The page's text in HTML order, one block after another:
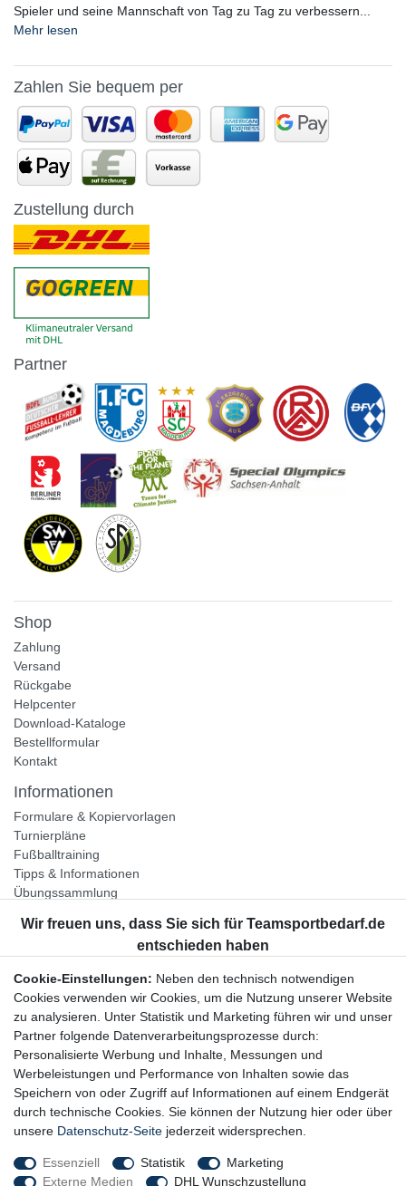
Spieler und seine Mannschaft von Tag zu Tag zu verbessern...
Mehr lesen
Zahlen Sie bequem per
Zustellung durch
Partner
Shop
Zahlung
Versand
Rückgabe
Helpcenter
Download-Kataloge
Bestellformular
Kontakt
Informationen
Formulare & Kopiervorlagen
Turnierpläne
Fußballtraining
Tipps & Informationen
Übungssammlung
Unternehmen
Widerrufsrecht
Bestellung widerrufen
Datenschutzerklärung
AGB
Impressum
Newsletter
Cookie-Einstellungen: Neben den technisch notwendigen
Cookies verwenden wir Cookies, um die Nutzung unserer Website
zu analysieren. Unter Statistik und Marketing führen wir und unser
Partner folgende Datenverarbeitungsprozesse durch:
Personalisierte Werbung und Inhalte, Messungen und
Werbeleistungen und Performance von Inhalten sowie das
Speichern von oder Zugriff auf Informationen auf einem Endgerät
durch technische Cookies. Sie können der Nutzung hier oder über
unsere Datenschutz-Seite jederzeit widersprechen.
Essenziell Statistik
Marketing
Externe Medien
DHL Wunschzustellung